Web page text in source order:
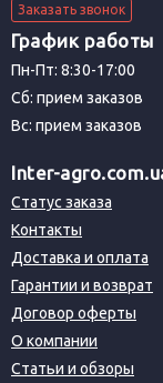
Заказать звонок
График работы
Пн-Пт: 8:30-17:00
Сб: прием заказов
Вс: прием заказов
Inter-
Статус заказа
Контакты
Доставка и оплата
Гарантии и возврат
Договор оферты
О компании
Статьи и обзоры